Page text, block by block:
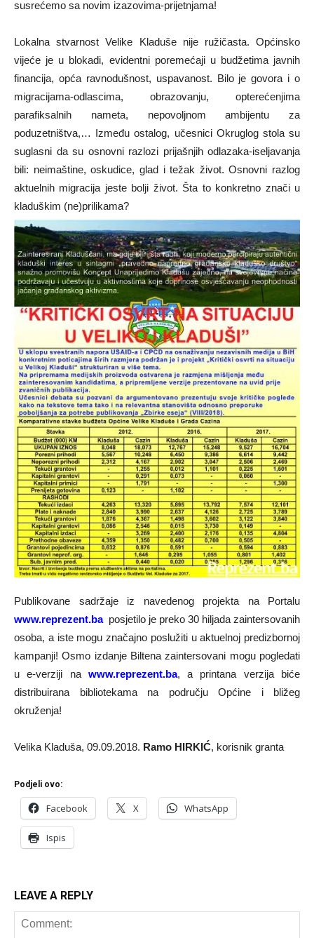
susrećemo sa novim izazovima-prijetnjama!
Lokalna stvarnost Velike Kladuše nije ružičasta. Općinsko
vijeće je u blokadi, evidentni poremećaji u budžetima javnih
financija, opća ravnodušnost, uspavanost. Bilo je govora i o
migracijama-odlascima, obrazovanju, opterećenjima
parafiksalnih nameta, nepovoljnom ambijentu za
poduzetništva,… Između ostalog, učesnici Okruglog stola su
suglasni da su osnovni razlozi prijašnjih odlazaka-iseljavanja
bili: neimaštine, oskudice, glad i težak život. Osnovni razlog
aktuelnih migracija jeste bolji život. Šta to konkretno znači u
kladuškim (ne)prilikama?
Publikovane sadržaje iz navedenog projekta na Portalu
www.reprezent.baposjetilo je preko 30 hiljada zaintersovanih
osoba, a iste mogu značajno poslužiti u aktuelnoj predizbornoj
kampanji! Osmo izdanje Biltena zaintersovani mogu pogledati
u e-verziji na www.reprezent.ba, a printana verzija biće
distribuirana bibliotekama na području Općine i bližeg
okruženja!
Velika Kladuša, 09.09.2018. Ramo HIRKIĆ, korisnik granta
Podjeli ovo:
Facebook X WhatsApp
Ispis
LEAVE A REPLY